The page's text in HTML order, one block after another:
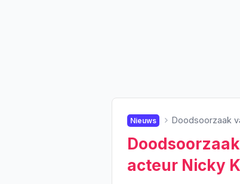
Nieuws Doodsoorzaak
acteur Nicky